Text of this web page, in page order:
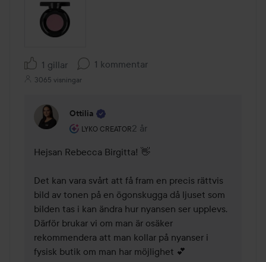
1 gillar 1 kommentar
3065 visningar
Ottilia
LYKO CREATOR
Användarens roll: Lyko Creator.
2 år
Kommentaren lades 2 år
Hejsan Rebecca Birgitta! 👋
Det kan vara svårt att få fram en precis rättvis
bild av tonen på en ögonskugga då ljuset som
bilden tas i kan ändra hur nyansen ser upplevs.
Därför brukar vi om man är osäker
rekommendera att man kollar på nyanser i
fysisk butik om man har möjlighet 💕